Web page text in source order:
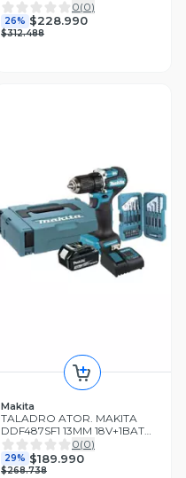
DCD796P1-B2 20V
0(0)
26% $228.990
$312.488
Makita
TALADRO ATOR. MAKITA
DDF487SF1 13MM 18V+1BAT
3AH+CARG
0(0)
29% $189.990
$268.738